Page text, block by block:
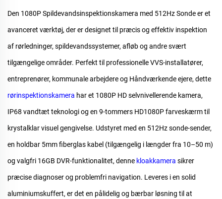
Den 1080P Spildevandsinspektionskamera med 512Hz Sondeer et
avanceret værktøj, der er designet til præcis og effektiv inspektion
af rørledninger, spildevandssystemer, afløb og andre svært
tilgængelige områder. Perfekt til professionelle VVS-installatører,
entreprenører, kommunale arbejdere og Håndværkende ejere, dette
rørinspektionskamera har et 1080P HD selvnivellerende kamera,
IP68 vandtæt teknologi og en 9-tommers HD1080P farveskærm til
krystalklar visuel gengivelse. Udstyret med en 512Hz sonde-sender,
en holdbar 5mm fiberglas kabel (tilgængelig i længder fra 10–50 m)
og valgfri 16GB DVR-funktionalitet, denne kloakkamera sikrer
præcise diagnoser og problemfri navigation. Leveres i en solid
aluminiumskuffert, er det en pålidelig og bærbar løsning til at